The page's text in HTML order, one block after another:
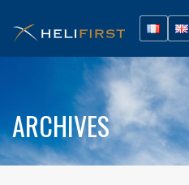
ARCHIVES